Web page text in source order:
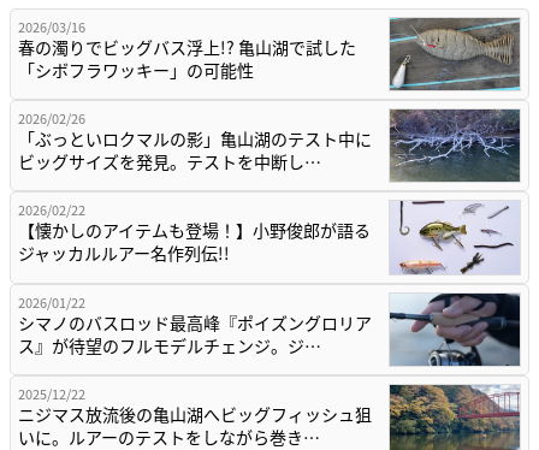
2026/03/16
春の濁りでビッグバス浮上!? 亀山湖で試した
「シボフラワッキー」の可能性
2026/02/26
「ぶっといロクマルの影」亀山湖のテスト中に
ビッグサイズを発見。テストを中断し…
2026/02/22
【懐かしのアイテムも登場！】小野俊郎が語る
ジャッカルルアー名作列伝!!
2026/01/22
シマノのバスロッド最高峰『ポイズングロリア
ス』が待望のフルモデルチェンジ。ジ…
2025/12/22
ニジマス放流後の亀山湖へビッグフィッシュ狙
いに。ルアーのテストをしながら巻き…